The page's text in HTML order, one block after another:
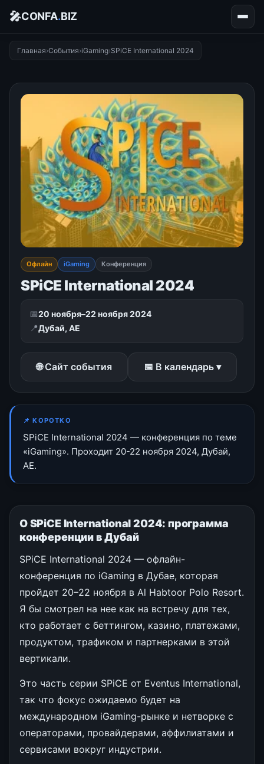
🎤CONFA.BIZ
Главная›События›iGaming›SPiCE International 2024
Офлайн iGaming Конференция
SPiCE International 2024
📅20 ноября–22 ноября 2024
📍Дубай, AE
🌐 Сайт события 📅 В календарь ▾
📌 КОРОТКО
SPiCE International 2024 — конференция по теме
«iGaming». Проходит 20-22 ноября 2024, Дубай,
AE.
О SPiCE International 2024: программа
конференции в Дубай
SPiCE International 2024 — офлайн-
конференция по iGaming в Дубае, которая
пройдет 20–22 ноября в Al Habtoor Polo Resort.
Я бы смотрел на нее как на встречу для тех,
кто работает с беттингом, казино, платежами,
продуктом, трафиком и партнерками в этой
вертикали.
Это часть серии SPiCE от Eventus International,
так что фокус ожидаемо будет на
международном iGaming-рынке и нетворке с
операторами, провайдерами, аффилиатами и
сервисами вокруг индустрии.